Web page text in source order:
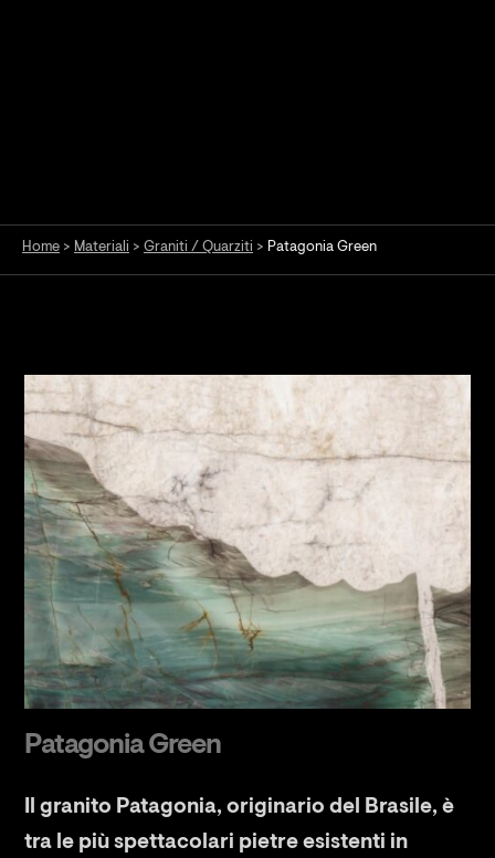
Home > Materiali > Graniti / Quarziti > Patagonia Green
Patagonia Green
Il granito Patagonia, originario del Brasile, è
tra le più spettacolari pietre esistenti in